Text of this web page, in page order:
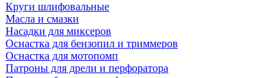
Круги шлифовальные
Масла и смазки
Насадки для миксеров
Оснастка для бензопил и триммеров
Оснастка для мотопомп
Патроны для дрели и перфоратора